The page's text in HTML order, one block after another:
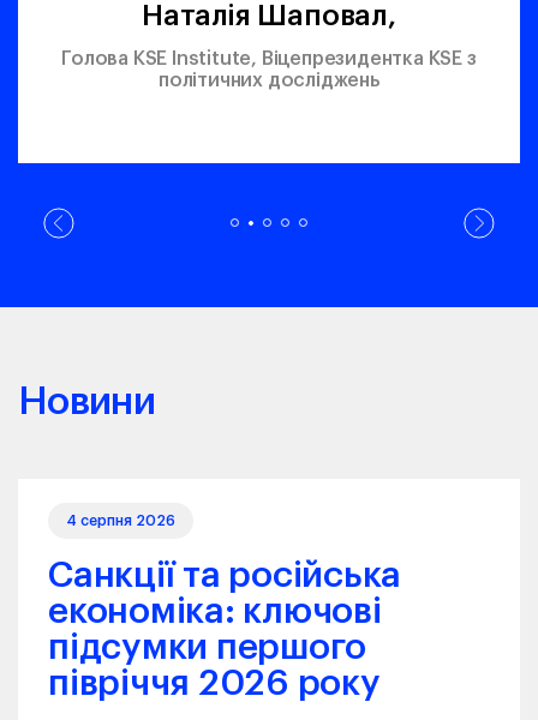
Наталія Шаповал,
Голова KSE Institute, Віцепрезидентка KSE з
політичних досліджень
Новини
4 серпня 2026
Санкції та російська
економіка: ключові
підсумки першого
півріччя 2026 року